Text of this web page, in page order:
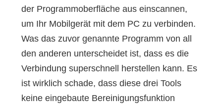
der Programmoberfläche aus einscannen,
um Ihr Mobilgerät mit dem PC zu verbinden.
Was das zuvor genannte Programm von all
den anderen unterscheidet ist, dass es die
Verbindung superschnell herstellen kann. Es
ist wirklich schade, dass diese drei Tools
keine eingebaute Bereinigungsfunktion